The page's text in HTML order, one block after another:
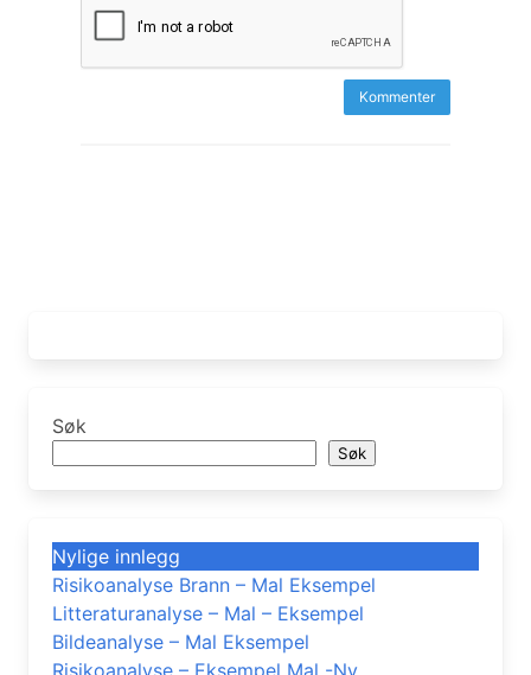
Søk
Søk
Nylige innlegg
Risikoanalyse Brann – Mal Eksempel
Litteraturanalyse – Mal – Eksempel
Bildeanalyse – Mal Eksempel
Risikoanalyse – Eksempel Mal -Ny